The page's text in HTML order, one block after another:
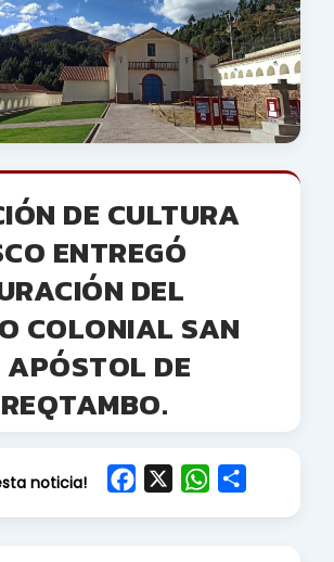
DE CULTURA
ENTREGÓ
DEL
COLONIAL SAN
APÓSTOL DE
noticia!
W